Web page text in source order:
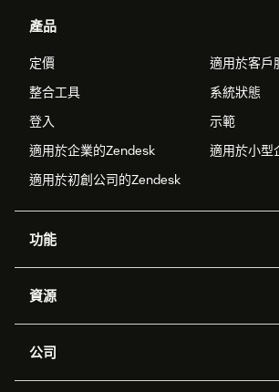
產品
定價
適用於客戶
整合工具
系統狀態
登入
示範
適用於企業的Zendesk
適用於小型
適用於初創公司的Zendesk
功能
Zendesk人工智能
工單處理
資源
應用程式介面和開發者
公司